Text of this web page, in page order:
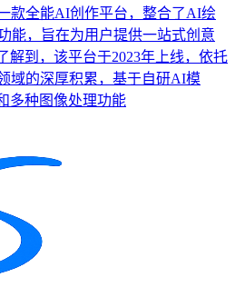
款全能AI创作平台，整合了AI绘
能，旨在为用户提供一站式创意
解到，该平台于2023年上线，依托
域的深厚积累，基于自研AI模
多种图像处理功能